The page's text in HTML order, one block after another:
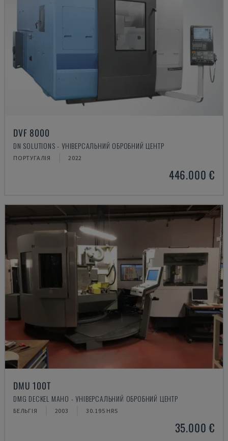
DVF 8000
DN SOLUTIONS - УНІВЕРСАЛЬНИЙ ОБРОБНИЙ ЦЕНТР
ПОРТУГАЛІЯ 2022
446.000 €
DMU 100T
DMG DECKEL MAHO - УНІВЕРСАЛЬНИЙ ОБРОБНИЙ ЦЕНТР
БЕЛЬГІЯ 2003 30.195 HRS
35.000 €